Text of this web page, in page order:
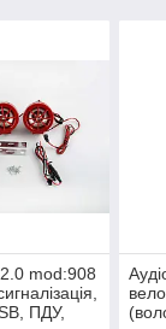
mod:908
ПДУ,